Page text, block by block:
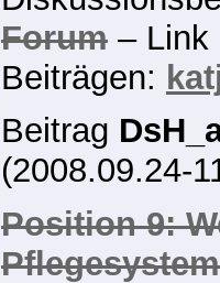
Hier in
Forum –
Beiträgen:
Beitrag
(2008.09.24-